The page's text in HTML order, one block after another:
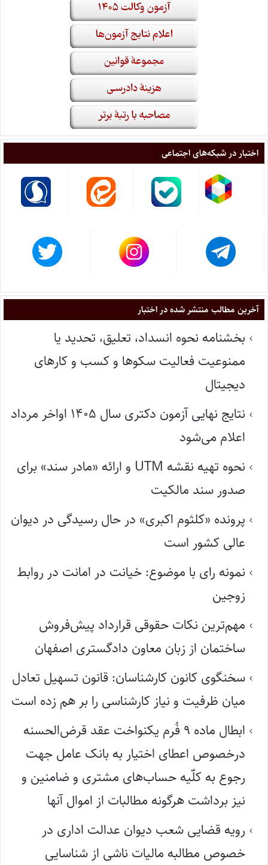
اختبار در شبکه‌های اجتماعی
آخرین مطالب منتشر شده در اختبار
بخشنامه نحوه انسداد، تعلیق، تحدید یا
ممنوعیت فعالیت سکوها و کسب و کارهای
دیجیتال
نتایج نهایی آزمون دکتری سال ۱۴۰۵ اواخر مرداد
اعلام می‌شود
نحوه تهیه نقشه UTM و ارائه «مادر سند» برای
صدور سند مالکیت
پرونده «کلثوم اکبری» در حال رسیدگی در دیوان
عالی کشور است
نمونه رای با موضوع: خیانت در امانت در روابط
زوجین
مهم‌ترین نکات حقوقی قرارداد پیش‌فروش
ساختمان از زبان معاون دادگستری اصفهان
سخنگوی کانون کارشناسان: قانون تسهیل تعادل
میان ظرفیت و نیاز کارشناسی را بر هم زده است
ابطال ماده ۹ فُرم یکنواخت عقد قرض‌الحسنه
درخصوص اعطای اختیار به بانک عامل جهت
رجوع به کلّیه حساب‌های مشتری و ضامنین و
نیز برداشت هرگونه مطالبات از اموال آنها
رویه قضایی شعب دیوان عدالت اداری در
خصوص مطالبه مالیات ناشی از شناسایی